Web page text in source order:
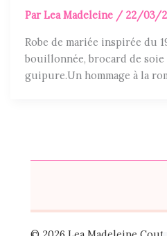
ParLea Madeleine / 22/03/
Robe de mariée inspirée du
bouillonnée, brocard de
guipure.Un hommage à la